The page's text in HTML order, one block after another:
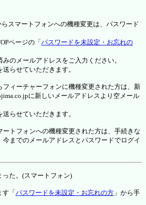
スマートフォンへの機種変更は、パスワード
ページの「 パスワードを未設定・お忘れの
のメールアドレスをご入力ください。
らせていただきます。
ィーチャーフォンに機種変更された方は、新
に新しいメールアドレスより空メール
送らせていただきます。
トフォンへの機種変更された方は、手続きな
今までのメールアドレスとパスワードでログイ
った。(スマートフォン)
「 パスワードを未設定・お忘れの方 」から手